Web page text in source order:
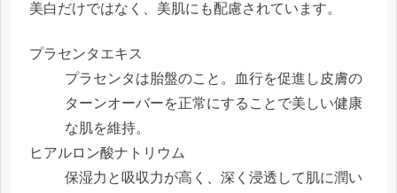
美白だけではなく、美肌にも配慮されています。
プラセンタエキス
プラセンタは胎盤のこと。血行を促進し皮膚の
ターンオーバーを正常にすることで美しい健康
な肌を維持。
ヒアルロン酸ナトリウム
保湿力と吸収力が高く、深く浸透して肌に潤い